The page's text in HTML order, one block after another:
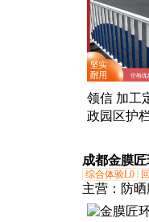
市政护栏
金交通护
栏、围墙
领信 加工
政园区护
观整洁美
直发
成都金膜
综合体验L0
主营： 防
膜、木纹膜